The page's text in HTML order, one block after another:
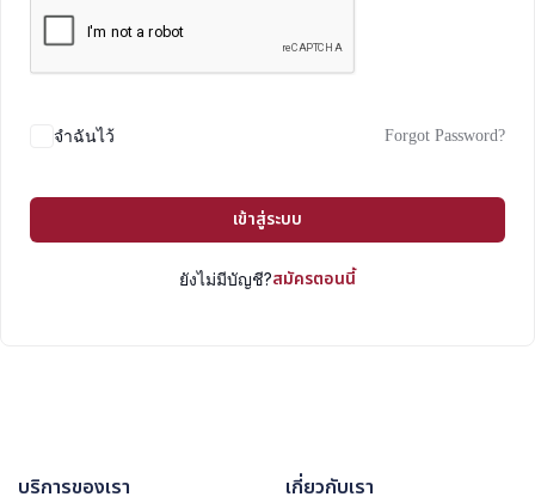
จำฉันไว้ Forgot Password?
เข้าสู่ระบบ
ยังไม่มีบัญชี?สมัครตอนนี้
บริการของเรา เกี่ยวกับเรา